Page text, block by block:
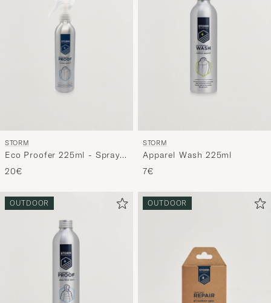
STORM
Eco Proofer 225ml - Spray
On
20€
STORM
Apparel Wash 225ml
7€
OUTDOOR OUTDOOR